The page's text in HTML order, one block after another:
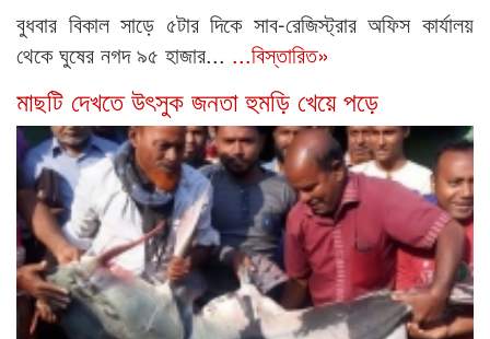
বুধবার বিকাল সাড়ে ৫টার দিকে সাব-রেজিস্ট্রার অফিস কার্যালয়
থেকে ঘুষের নগদ ৯৫ হাজার... ...বিস্তারিত»
মাছটি দেখতে উৎসুক জনতা হুমড়ি খেয়ে পড়ে